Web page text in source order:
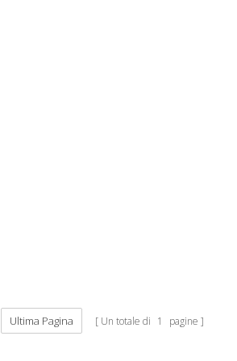
Ultima Pagina Un totale di 1 pagine